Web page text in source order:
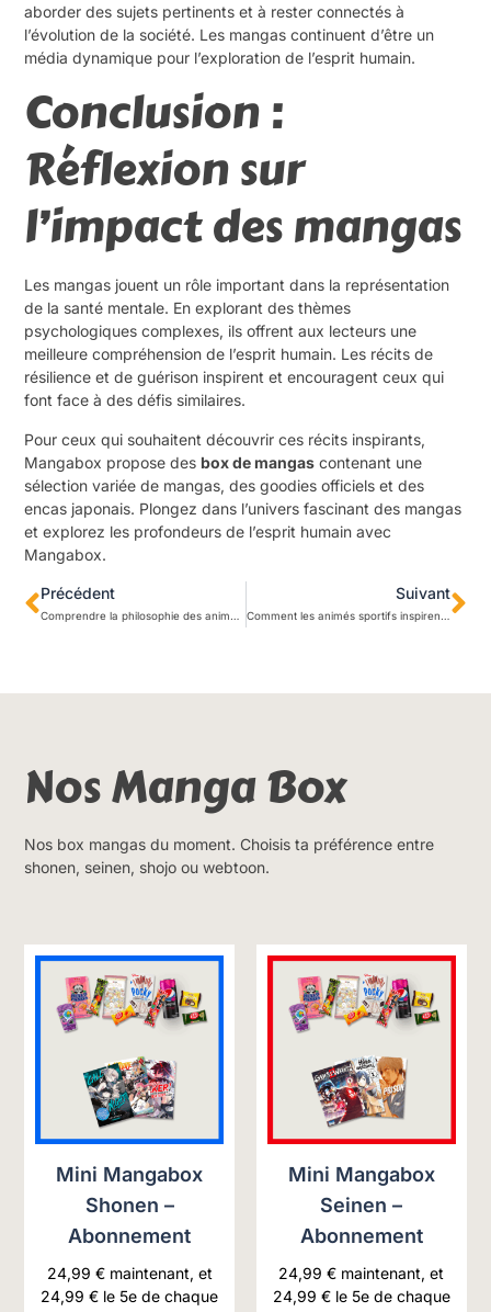
aborder des sujets pertinents et à rester connectés à
l’évolution de la société. Les mangas continuent d’être un
média dynamique pour l’exploration de l’esprit humain.
Conclusion :
Réflexion sur
l’impact des mangas
Les mangas jouent un rôle important dans la représentation
de la santé mentale. En explorant des thèmes
psychologiques complexes, ils offrent aux lecteurs une
meilleure compréhension de l’esprit humain. Les récits de
résilience et de guérison inspirent et encouragent ceux qui
font face à des défis similaires.
Pour ceux qui souhaitent découvrir ces récits inspirants,
Mangabox propose desbox de mangas contenant une
sélection variée de mangas, des goodies officiels et des
encas japonais. Plongez dans l’univers fascinant des mangas
et explorez les profondeurs de l’esprit humain avec
Mangabox.
Précédent Suivant
Nos Manga Box
Nos box mangas du moment. Choisis ta préférence entre
shonen, seinen, shojo ou webtoon.
Mini Mangabox
Shonen –
Abonnement
24,99 € maintenant, et
24,99€ le 5e de chaque
Mini Mangabox
Seinen –
Abonnement
24,99€ maintenant, et
24,99 € le 5e de chaque